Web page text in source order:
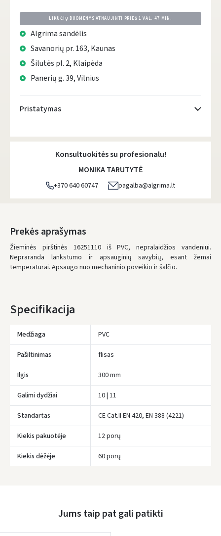
LIKUČIŲ DUOMENYS ATNAUJINTI PRIEŠ 1 VAL. 47 MIN.
Algrima sandėlis
Savanorių pr. 163, Kaunas
Šilutės pl. 2, Klaipėda
Panerių g. 39, Vilnius
Pristatymas
Atsiėmimo taškai- 0.00 €
DPD kurjeris - 5.00 €
DPD paštomatai- 4.00 €
LP Express paštomatai
LP Express kurjeris- 4.00 €
Antradienį, Rugpjūčio 11 d.
* Pristatymo terminai yra preliminarūs ir gali priklausyti nuo kurjerių
Konsultuokitės su profesionalu!
MONIKA TARUTYTĖ
+370 640 60747 pagalba@algrima.lt
Prekės aprašymas
Žieminės pirštinės 16251110 iš PVC, nepralaidžios vandeniui.
Nepraranda lankstumo ir apsauginių savybių, esant žemai
temperatūrai. Apsaugo nuo mechaninio poveikio ir šalčio.
Specifikacija
Medžiaga PVC
Pašiltinimas flisas
Ilgis 300 mm
Galimi dydžiai 10 | 11
Standartas CE Cat.II EN 420, EN 388 (4221)
Kiekis pakuotėje 12 porų
Kiekis dėžėje 60 porų
Jums taip pat gali patikti
Įvertinimas:
Prisijungti